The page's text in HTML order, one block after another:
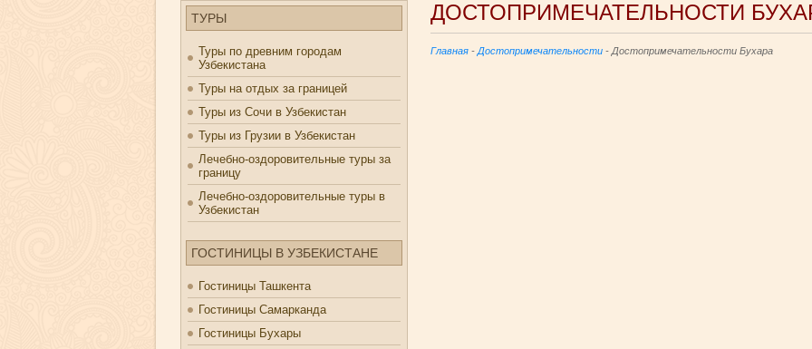
ТУРЫ
Туры по древним городам
Узбекистана
Туры на отдых за границей
Туры из Сочи в Узбекистан
Туры из Грузии в Узбекистан
Лечебно-оздоровительные туры за
границу
Лечебно-оздоровительные туры в
Узбекистан
ГОСТИНИЦЫ В УЗБЕКИСТАНЕ
Гостиницы Ташкента
Гостиницы Самарканда
Гостиницы Бухары
ДОСТОПРИМЕЧАТЕЛЬНОСТИ
Главная - Достопримечательности - Достопримечательности Бухара